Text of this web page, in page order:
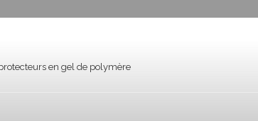
en gel de polymère